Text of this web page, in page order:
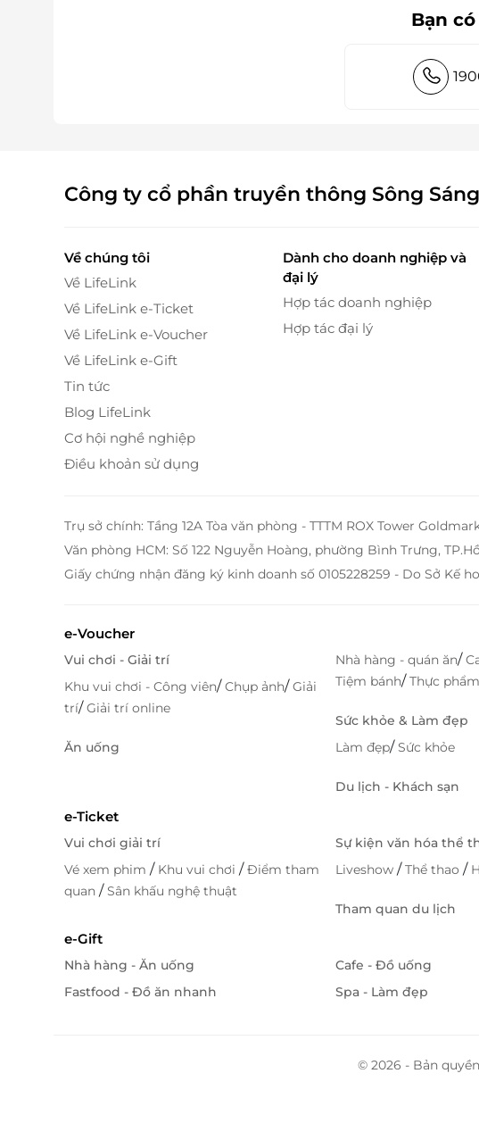
Bạn
Công ty cổ phần truyền thông Sông Sáng
Về chúng tôi
Về LifeLink
Về LifeLink e-Ticket
Về LifeLink e-Voucher
Về LifeLink e-Gift
Tin tức
Blog LifeLink
Cơ hội nghề nghiệp
Điều khoản sử dụng
Dành cho doanh nghiệp và
đại lý
Hợp tác doanh nghiệp
Hợp tác đại lý
Trụ sở chính: Tầng 12A Tòa văn phòng - TTTM ROX Tower
Văn phòng HCM: Số 122 Nguyễn Hoàng, phường Bình Trưng,
Giấy chứng nhận đăng ký kinh doanh số 0105228259 - Do Sở Kế
e-Voucher
Vui chơi - Giải trí
Khu vui chơi - Công viên/Chụp ảnh/Giải
trí/Giải trí online
Ăn uống
Nhà hàng - quán ăn/
Tiệm bánh/Thực phẩm
Sức khỏe & Làm đẹp
Làm đẹp/Sức khỏe
Du lịch - Khách sạn
e-Ticket
Vui chơi giải trí
Vé xem phim / Khu vui chơi /Điểm tham
quan /Sân khấu nghệ thuật
Sự kiện văn hóa thể
Liveshow /Thể thao /
Tham quan du lịch
e-Gift
Nhà hàng - Ăn uống
Fastfood - Đồ ăn nhanh
Cafe - Đồ uống
Spa - Làm đẹp
© 2026 - Bản